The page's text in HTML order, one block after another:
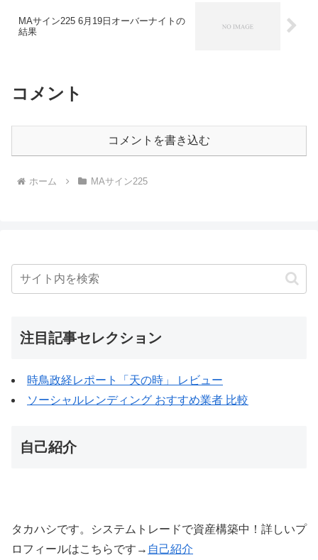
MAサイン225 6月19日オーバーナイトの
結果
コメント
コメントを書き込む
ホーム MAサイン225
注目記事セレクション
時鳥政経レポート「天の時」 レビュー
ソーシャルレンディング おすすめ業者 比較
自己紹介
タカハシです。システムトレードで資産構築中！詳しいプ
ロフィールはこちらです→ 自己紹介